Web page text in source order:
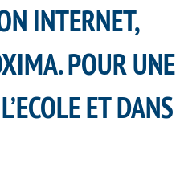
INTERNET,
POUR UNE
ET DANS